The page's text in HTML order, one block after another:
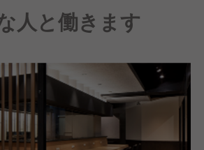
人と働きます